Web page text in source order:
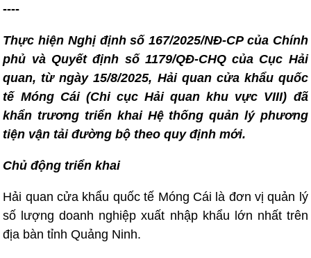
----
Thực hiện Nghị định số 167/2025/NĐ-CP của Chính
phủ và Quyết định số 1179/QĐ-CHQ của Cục Hải
quan, từ ngày 15/8/2025, Hải quan cửa khẩu quốc
tế Móng Cái (Chi cục Hải quan khu vực VIII) đã
khẩn trương triển khai Hệ thống quản lý phương
tiện vận tải đường bộ theo quy định mới.
Chủ động triển khai
Hải quan cửa khẩu quốc tế Móng Cái là đơn vị quản lý
số lượng doanh nghiệp xuất nhập khẩu lớn nhất trên
địa bàn tỉnh Quảng Ninh.